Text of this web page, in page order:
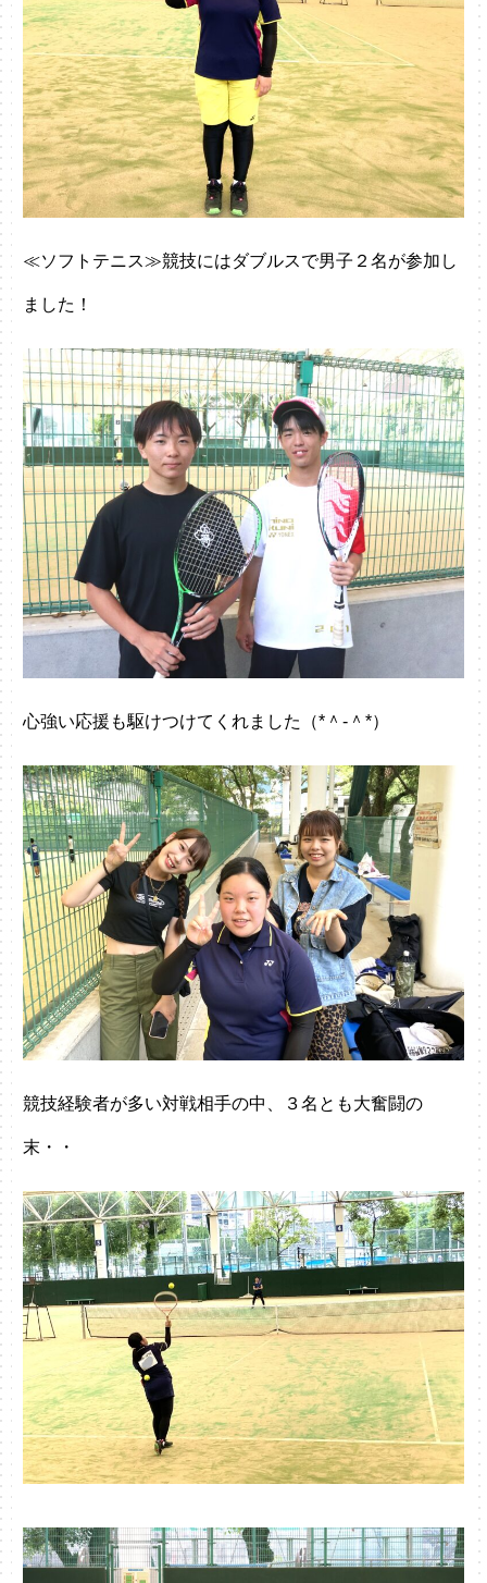
≪ソフトテニス≫競技にはダブルスで男子２名が参加し
ました！
心強い応援も駆けつけてくれました（*＾-＾*）
競技経験者が多い対戦相手の中、３名とも大奮闘の
末・・